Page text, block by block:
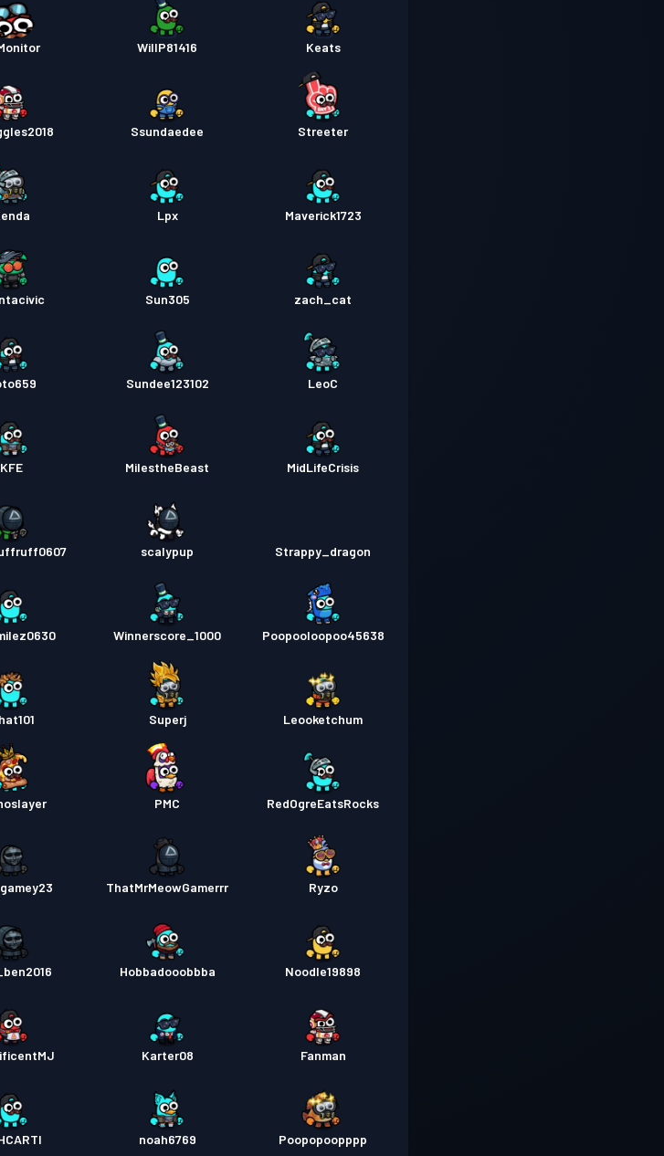
Keats
WillP81416
Streeter
Ssundaedee
Maverick1723
Lpx
zach_cat
Sun305
LeoC
Sundee123102
MidLifeCrisis
MiIestheBeast
KFE
Strappy_dragon
scalypup
Poopooloopoo45638
Winnerscore_1000
Leooketchum
Superj
RedOgreEatsRocks
PMC
Ryzo
ThatMrMeowGamerrr
Noodle19898
Hobbadooobbba
Fanman
Karter08
Poopopoopppp
noah6769